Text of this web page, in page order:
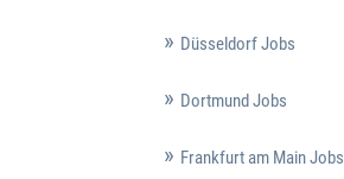
Düsseldorf Jobs
Dortmund Jobs
Frankfurt am Main Jobs